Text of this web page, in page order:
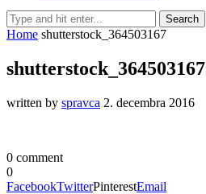
Home shutterstock_364503167
shutterstock_364503167
written by spravca 2. decembra 2016
0 comment
0
FacebookTwitterPinterestEmail